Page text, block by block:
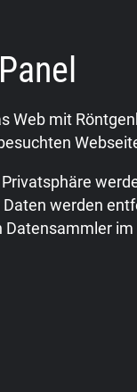
Web mit
werden